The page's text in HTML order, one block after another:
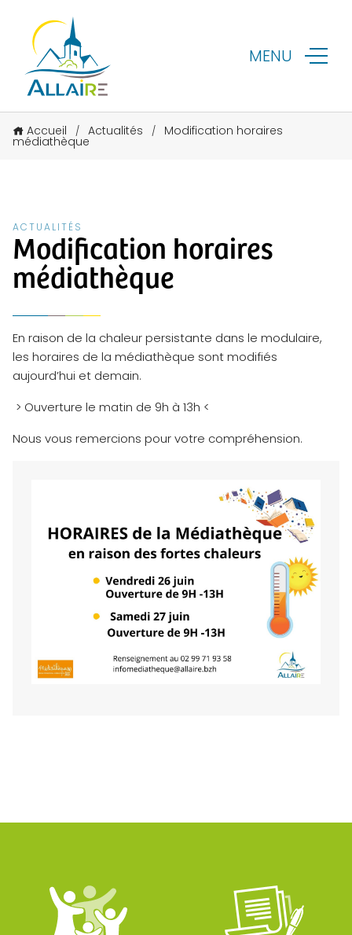
MENU
Accueil / Actualités / Modification horaires
médiathèque
ACTUALITÉS
Modification horaires
médiathèque
En raison de la chaleur persistante dans le modulaire,
les horaires de la médiathèque sont modifiés
aujourd’hui et demain.
> Ouverture le matin de 9h à 13h <
Nous vous remercions pour votre compréhension.